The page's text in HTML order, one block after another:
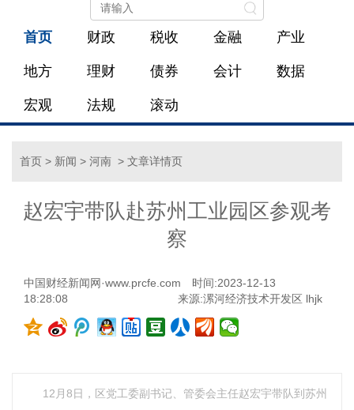
首页 财政 税收 金融 产业
地方 理财 债券 会计 数据
宏观 法规 滚动
首页 > 新闻 > 河南 > 文章详情页
赵宏宇带队赴苏州工业园区参观考
察
中国财经新闻网·www.prcfe.com
时间:2023-12-13
18:28:08
来源:漯河经济技术开发区 lhjk
12月8日，区党工委副书记、管委会主任赵宏宇带队到苏州